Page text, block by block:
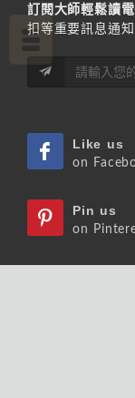
訂閱大師輕鬆讀電
扣等重要訊息通知
Like us
on
Pin us
on